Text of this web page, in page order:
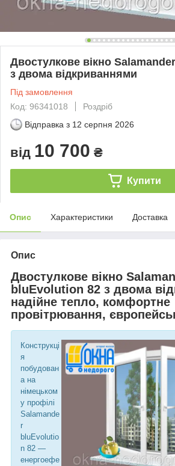
Двостулкове вікно
з двома відкриваннями
Під замовлення
Код: 96341018
Роздріб
Відправка з 12 серпня 2026
від 10 700 ₴
Купити
Опис Характеристики Доставка
Опис
Двостулкове вікно
bluEvolution 82 з двома
надійне тепло, комфортне
провітрювання,
Конструкці
я
побудован
а на
німецьком
у профілі
Salamande
r
bluEvolutio
n 82 —
енергоефе